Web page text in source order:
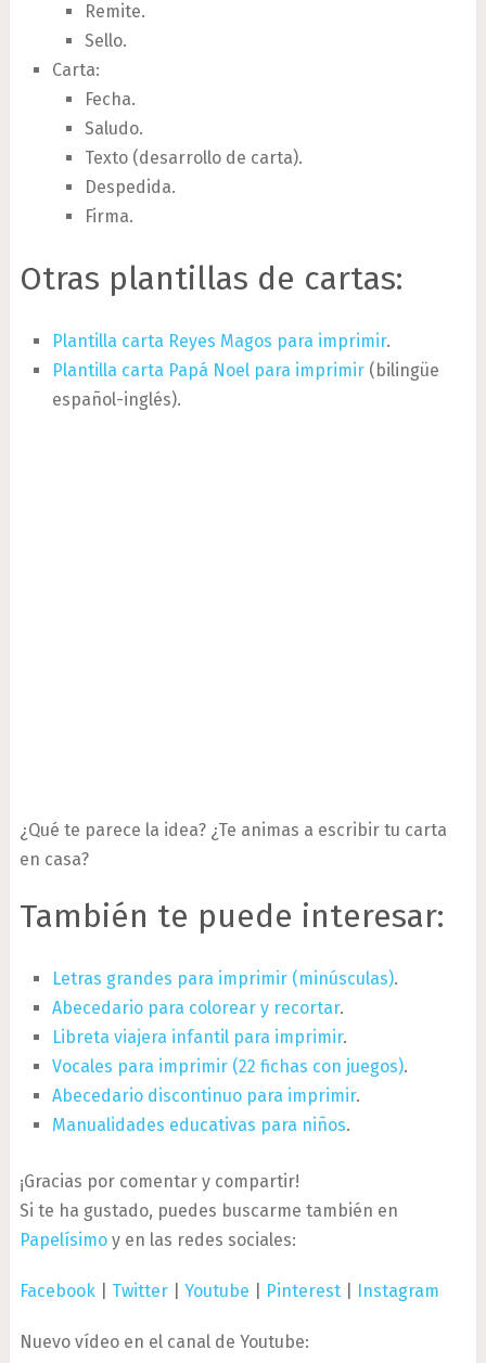
Remite.
Sello.
Carta:
Fecha.
Saludo.
Texto (desarrollo de carta).
Despedida.
Firma.
Otras plantillas de cartas:
Plantilla carta Reyes Magos para imprimir.
Plantilla carta Papá Noel para imprimir(bilingüe
español-inglés).
¿Qué te parece la idea? ¿Te animas a escribir tu carta
en casa?
También te puede interesar:
Letras grandes para imprimir (minúsculas).
Abecedario para colorear y recortar.
Libreta viajera infantil para imprimir.
Vocales para imprimir (22 fichas con juegos).
Abecedario discontinuo para imprimir.
Manualidades educativas para niños.
¡Gracias por comentar y compartir!
Si te ha gustado, puedes buscarme también en
Papelísimoy en las redes sociales:
Facebook| Twitter| Youtube Pinterest| Instagram
Nuevo vídeo en el canal de Youtube: